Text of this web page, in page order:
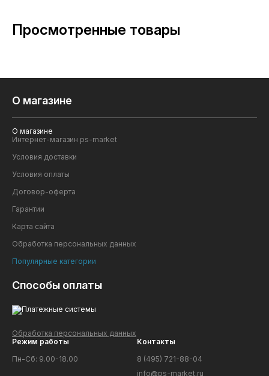
и отказаться от традиционной обработки граблями!
количество зубьев - 7шт
количество зубьев - 8шт
ширина возделываемого участка - 620мм
изделия.
Просмотренные товары
О магазине
О магазине
Интернет-магазин ps-market
Условия доставки
Условия оплаты
Договор-оферта
Гарантии
Карта сайта
Обработка персональных данных
Популярные категории
Способы оплаты
Обработка персональных данных
Режим работы
Пн-Сб: 9.00-18.00
Контакты
8 (495) 721-88-04
info@ps-market.ru